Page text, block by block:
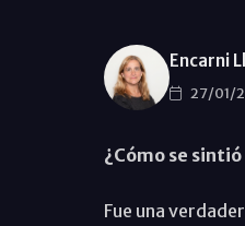
Encarni
27/01/
¿Cómo se
Fue una